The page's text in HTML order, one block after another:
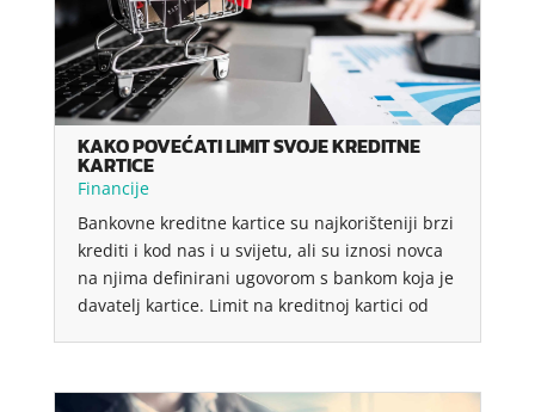
KAKO POVEĆATI LIMIT SVOJE KREDITNE
KARTICE
Financije
Bankovne kreditne kartice su najkorišteniji brzi
krediti i kod nas i u svijetu, ali su iznosi novca
na njima definirani ugovorom s bankom koja je
davatelj kartice. Limit na kreditnoj kartici od